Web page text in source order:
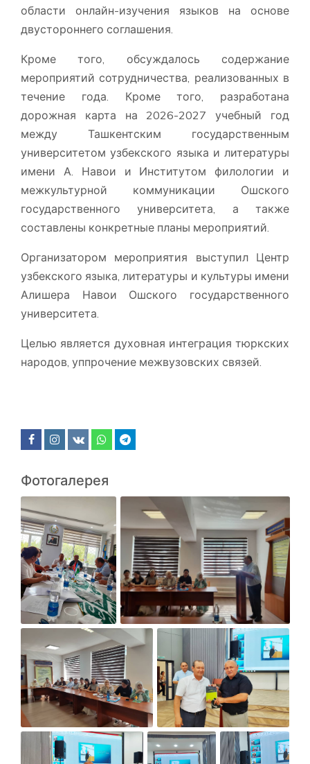
области онлайн-изучения языков на основе
двустороннего соглашения.
Кроме того, обсуждалось содержание
мероприятий сотрудничества, реализованных в
течение года. Кроме того, разработана
дорожная карта на 2026-2027 учебный год
между Ташкентским государственным
университетом узбекского языка и литературы
имени А. Навои и Институтом филологии и
межкультурной коммуникации Ошского
государственного университета, а также
составлены конкретные планы мероприятий.
Организатором мероприятия выступил Центр
узбекского языка, литературы и культуры имени
Алишера Навои Ошского государственного
университета.
Целью является духовная интеграция тюркских
народов, уппрочение межвузовских связей.
Фотогалерея